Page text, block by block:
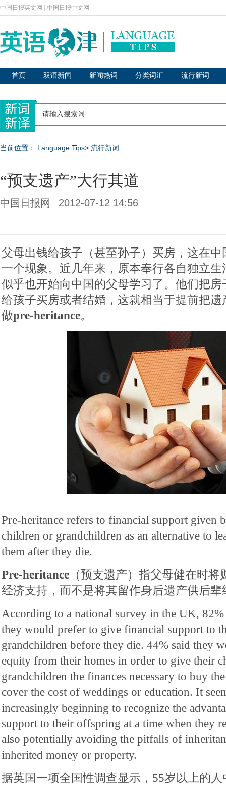
中国日报英文网 中国日报中文网
首页 双语新闻 新闻热词 分类词汇 流行新词
当前位置： Language Tips> 流行新词
“预支遗产”大行其道
中国日报网 2012-07-12 14:56
父母出钱给孩子（甚至孙子）买房，这在
一个现象。近几年来，原本奉行各自独立
似乎也开始向中国的父母学习了。他们把
给孩子买房或者结婚，这就相当于提前把
做pre-heritance。
Pre-heritance refers to financial support given
children or grandchildren as an alternative to
them after they die.
Pre-heritance （预支遗产）指父母健在时
经济支持，而不是将其留作身后遗产供后辈
According to a national survey in the UK,
they would prefer to give financial support to
grandchildren before they die. 44% said they
equity from their homes in order to give their
grandchildren the finances necessary to buy
cover the cost of weddings or education. It
increasingly beginning to recognize the
support to their offspring at a time when they
also potentially avoiding the pitfalls of
inherited money or property.
据英国一项全国性调查显示，55岁以上的